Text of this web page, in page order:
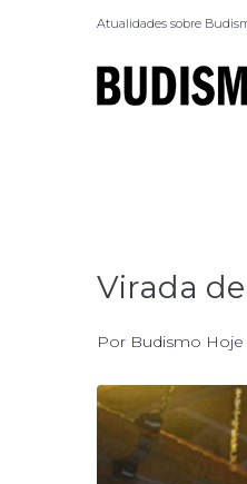
Atualidades sobre
Virada
Por Budismo Hoje